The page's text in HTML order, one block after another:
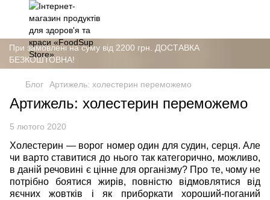
При замовлені на суму від 2200 грн. ДОСТАВКА
БЕЗКОШТОВНА!
Блог Артижель: холестерин переможемо
Артижель: холестерин переможемо
5 лютого 2020
Холестерин — ворог номер один для судин, серця. Але
чи варто ставитися до нього так категорично, можливо,
в даній речовині є цінне для організму? Про те, чому не
потрібно боятися жирів, повністю відмовлятися від
яєчних жовтків і як приборкати хороший-поганий